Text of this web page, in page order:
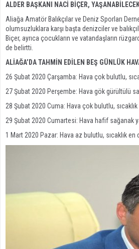
ALDER BAŞKANI NACİ BİÇER,
Aliağa Amatör Balıkçılar ve Deniz Sporları
olumsuzluklara karşı başta denizciler ve
Biçer, ayrıca çocukların ve vatandaşların
de belirtti.
ALİAĞA’DA TAHMİN EDİLEN BEŞ GÜNLÜK
26 Şubat 2020 Çarşamba: Hava çok bulutlu,
27 Şubat 2020 Perşembe: Hava gök gürültülü
28 Şubat 2020 Cuma: Hava çok bulutlu,
29 Şubat 2020 Cumartesi: Hava hafif sağanak
1 Mart 2020 Pazar: Hava az bulutlu, sıcaklık